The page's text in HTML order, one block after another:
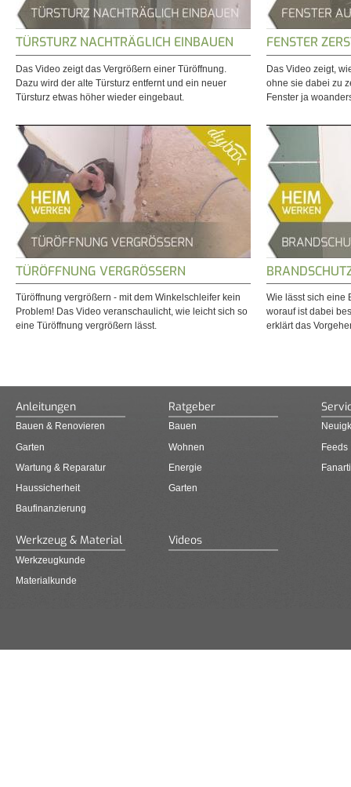
TÜRSTURZ NACHTRÄGLICH EINBAUEN
Das Video zeigt das Vergrößern einer Türöffnung.
Dazu wird der alte Türsturz entfernt und ein neuer
Türsturz etwas höher wieder eingebaut.
FENSTER
Das Video zeigt,
ohne sie dabei zu
Fenster ja
TÜRÖFFNUNG VERGRÖSSERN
Türöffnung vergrößern - mit dem Winkelschleifer kein
Problem! Das Video veranschaulicht, wie leicht sich so
eine Türöffnung vergrößern lässt.
Wie lässt sich eine
worauf ist dabei
erklärt das
Anleitungen
Bauen & Renovieren
Garten
Wartung & Reparatur
Haussicherheit
Baufinanzierung
Ratgeber
Bauen
Wohnen
Energie
Garten
Feeds
Werkzeug & Material
Werkzeugkunde
Materialkunde
Videos